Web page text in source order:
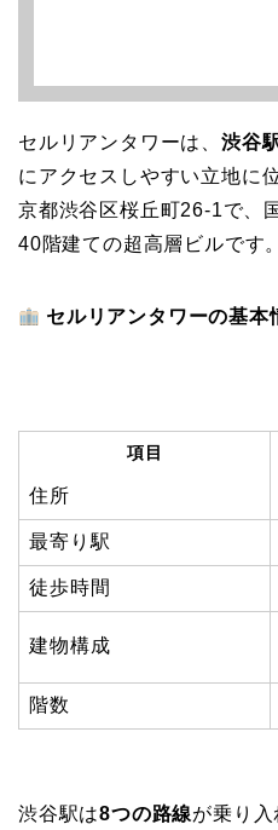
セルリアンタワーは、 渋谷
にアクセスしやすい立地に
京都渋谷区桜丘町26-1で、
40階建ての超高層ビルです。
セルリアンタワーの基本
項目
住所
最寄り駅
徒歩時間
建物構成
階数
渋谷駅は8つの路線が乗り